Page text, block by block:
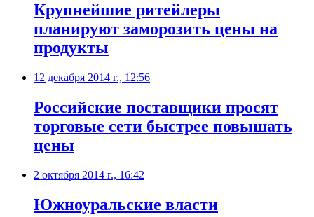
Крупнейшие ритейлеры
планируют заморозить цены на
продукты
12 декабря 2014 г., 12:56
Российские поставщики просят
торговые сети быстрее повышать
цены
2 октября 2014 г., 16:42
Южноуральские власти